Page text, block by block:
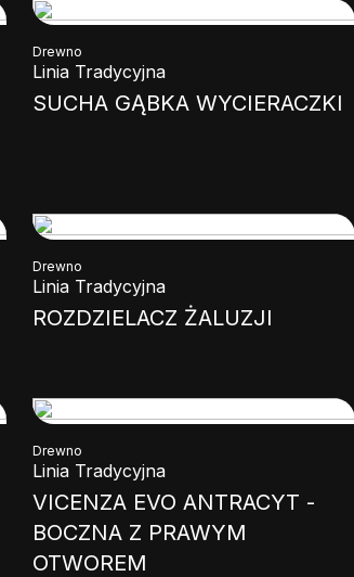
Drewno
Linia Tradycyjna
SUCHA GĄBKA WYCIERACZKI
Drewno
Linia Tradycyjna
ROZDZIELACZ ŻALUZJI
Drewno
Linia Tradycyjna
VICENZA EVO ANTRACYT -
BOCZNA Z PRAWYM
OTWOREM